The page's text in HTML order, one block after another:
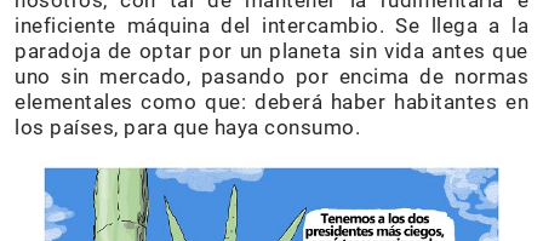
ineficiente máquina del intercambio. Se llega a la
paradoja de optar por un planeta sin vida antes que
uno sin mercado, pasando por encima de normas
elementales como que: deberá haber habitantes en
los países, para que haya consumo.